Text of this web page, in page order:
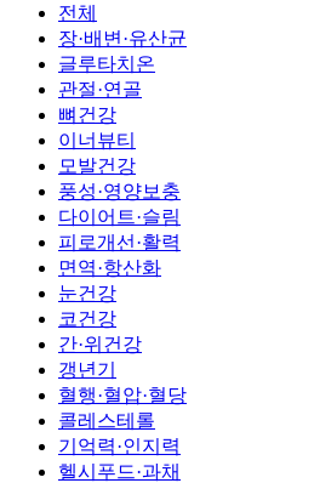
전체
장·배변·유산균
글루타치온
관절·연골
뼈건강
이너뷰티
모발건강
풍성·영양보충
다이어트·슬림
피로개선·활력
면역·항산화
눈건강
코건강
간·위건강
갱년기
혈행·혈압·혈당
콜레스테롤
기억력·인지력
헬시푸드·과채